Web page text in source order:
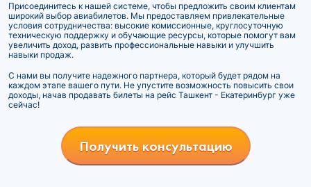
Присоединитесь к нашей системе, чтобы предложить своим клиентам
широкий выбор авиабилетов. Мы предоставляем привлекательные
условия сотрудничества: высокие комиссионные, круглосуточную
техническую поддержку и обучающие ресурсы, которые помогут вам
увеличить доход, развить профессиональные навыки и улучшить
навыки продаж.
С нами вы получите надежного партнера, который будет рядом на
каждом этапе вашего пути. Не упустите возможность повысить свои
доходы, начав продавать билеты на рейс Ташкент - Екатеринбург уже
сейчас!
Получить консультацию